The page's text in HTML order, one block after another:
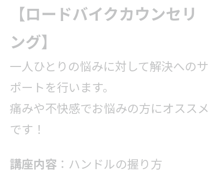
【ロードバイクカウンセリ
ング】
一人ひとりの悩みに対して解決へのサ
ポートを行います。
痛みや不快感でお悩みの方にオススメ
です！
講座内容 ：ハンドルの握り方